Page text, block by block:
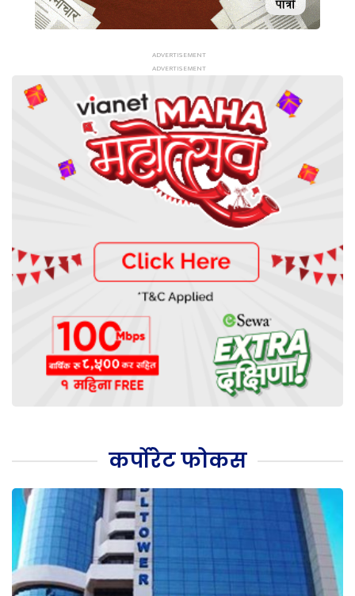
कर्पोरेट फोकस